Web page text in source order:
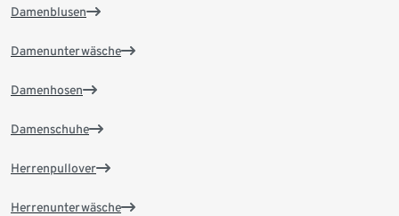
Damenblusen
Damenunterwäsche
Damenhosen
Damenschuhe
Herrenpullover
Herrenunterwäsche